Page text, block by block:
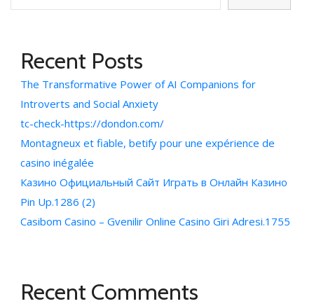
Recent Posts
The Transformative Power of AI Companions for
Introverts and Social Anxiety
tc-check-https://dondon.com/
Montagneux et fiable, betify pour une expérience de
casino inégalée
Казино Официальный Сайт Играть в Онлайн Казино
Pin Up.1286 (2)
Casibom Casino – Gvenilir Online Casino Giri Adresi.1755
Recent Comments